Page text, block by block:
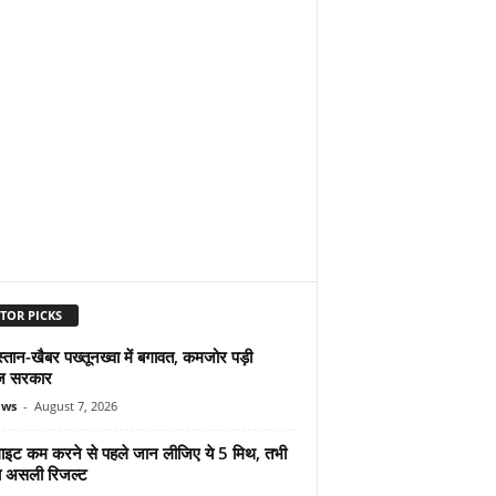
PICKS
खैबर पख्तूनख्वा में बगावत, कमजोर पड़ी
सरकार
- August 7, 2026
कम करने से पहले जान लीजिए ये 5 मिथ, तभी
असली रिजल्ट